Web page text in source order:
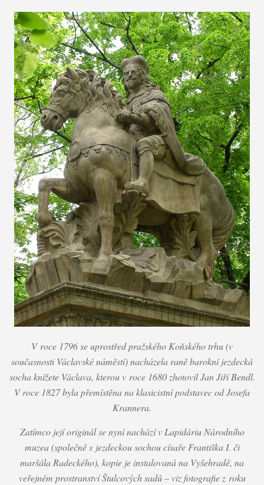
V roce 1796 se uprostřed pražského Koňského trhu (v
současnosti Václavské náměstí) nacházela raně barokní jezdecká
socha knížete Václava, kterou v roce 1680 zhotovil Jan Jiří Bendl.
V roce 1827 byla přemístěna na klasicistní podstavec od Josefa
Krannera.
Zatímco její originál se nyní nachází v Lapidáriu Národního
muzea (společně s jezdeckou sochou císaře Františka I. či
maršála Radeckého), kopie je instalovaná na Vyšehradě, na
veřejném prostranství Štulcových sadů – viz fotografie z roku